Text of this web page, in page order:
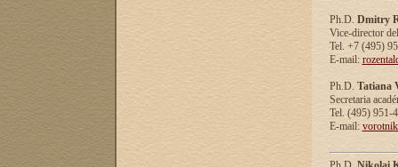
Ph.D. Dmitry
Vice-director
Tel. +7 (495)
E-mail:
Ph.D. Tatiana
Secretaria
Tel. (495) 951-
E-mail: